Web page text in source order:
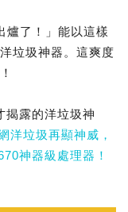
爐了！」能以這樣
垃圾神器。這爽度
揭露的洋垃圾神
洋垃圾再顯神威，
神器級處理器！